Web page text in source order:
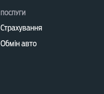
ПОСЛУГИ
Страхування
Обмін авто